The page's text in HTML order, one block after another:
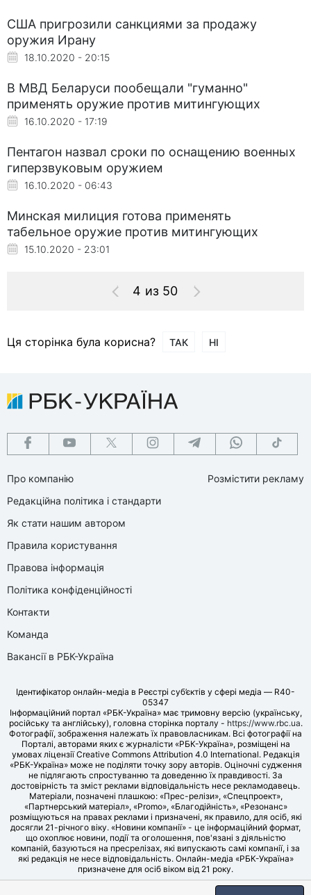
США пригрозили санкциями за продажу
оружия Ирану
18.10.2020 - 20:15
В МВД Беларуси пообещали "гуманно"
применять оружие против митингующих
16.10.2020 - 17:19
Пентагон назвал сроки по оснащению военных
гиперзвуковым оружием
16.10.2020 - 06:43
Минская милиция готова применять
табельное оружие против митингующих
15.10.2020 - 23:01
4 из 50
Ця сторінка була корисна? ТАК НІ
Про компанію
Редакційна політика і стандарти
Як стати нашим автором
Правила користування
Правова інформація
Політика конфіденційності
Контакти
Команда
Вакансії в РБК-Україна
Розмістити рекламу
Ідентифікатор онлайн-медіа в Реєстрі суб’єктів у сфері медіа — R40-
05347
Інформаційний портал «РБК-Україна» має тримовну версію (українську,
російську та англійську), головна сторінка порталу - https://www.rbc.ua.
Фотографії, зображення належать їх правовласникам. Всі фотографії на
Порталі, авторами яких є журналісти «РБК-Україна», розміщені на
умовах ліцензії Creative Commons Attribution 4.0 International. Редакція
«РБК-Україна» може не поділяти точку зору авторів. Оціночні судження
не підлягають спростуванню та доведенню їх правдивості. За
достовірність та зміст реклами відповідальність несе рекламодавець.
Матеріали, позначені плашкою: «Прес-релізи», «Спецпроект»,
«Партнерський матеріал», «Promo», «Благодійність», «Резонанс»
розміщуються на правах реклами і призначені, як правило, для осіб, які
досягли 21-річного віку. «Новини компанії» - це інформаційний формат,
що охоплює новини, події та оголошення, пов'язані з діяльністю
компаній, базуються на пресрелізах, які випускають самі компанії, і за
які редакція не несе відповідальність. Онлайн-медіа «РБК-Україна»
призначене для осіб віком від 21 року.
© LLC «UBT MEDIA», 2006-2026.